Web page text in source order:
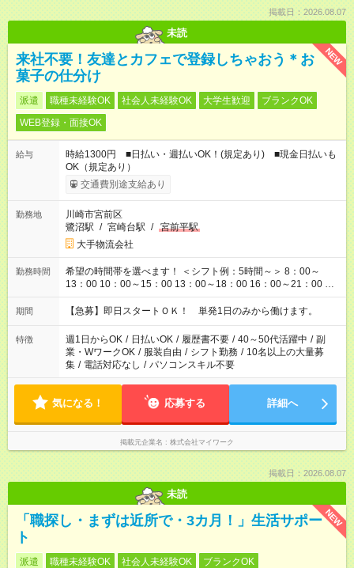
掲載日：2026.08.07
未読
NEW
来社不要！友達とカフェで登録しちゃおう＊お
菓子の仕分け
派遣 職種未経験OK 社会人未経験OK 大学生歓迎
ブランクOK
WEB登録・面接OK
給与
時給1300円 ■日払い・週払いOK！(規定あり) ■現金日払いも
OK（規定あり）
交通費別途支給あり
勤務地
川崎市宮前区
鷺沼駅 / 宮崎台駅 / 宮前平駅
大手物流会社
勤務時間
希望の時間帯を選べます！ ＜シフト例：5時間～＞ 8：00～
13：00 10：00～15：00 13：00～18：00 16：00～21：00 ＜
シフト例：8時間～＞ ・10：00～19：00 ・13：00～22：00 ・
22：00～翌6：00 など！是非ご希望をお聞かせください！
期間 【急募】即日スタートＯＫ！ 単発1日のみから働けます。
特徴 週1日からOK / 日払いOK / 履歴書不要 / 40～50代活躍中 / 副
業・WワークOK / 服装自由 / シフト勤務 / 10名以上の大量募
集 / 電話対応なし / パソコンスキル不要
気になる！ 応募する 詳細へ
掲載元企業名 株式会社マイワーク
掲載日：2026.08.07
未読
NEW
「職探し・まずは近所で・3カ月！」生活サポー
ト
派遣 職種未経験OK 社会人未経験OK
ブランクOK